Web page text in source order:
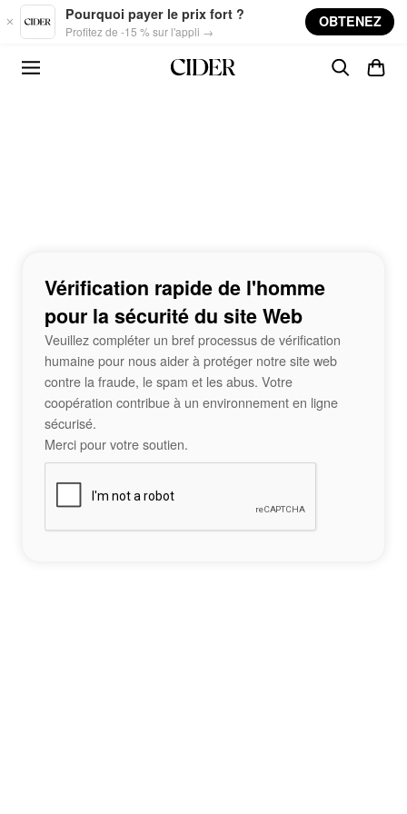
Skip to main content
Pourquoi payer le prix fort ?
Profitez de -15 % sur l'appli →
OBTENEZ
Vérification rapide de l'homme
pour la sécurité du site Web
Veuillez compléter un bref processus de vérification
humaine pour nous aider à protéger notre site web
contre la fraude, le spam et les abus. Votre
coopération contribue à un environnement en ligne
sécurisé.
Merci pour votre soutien.